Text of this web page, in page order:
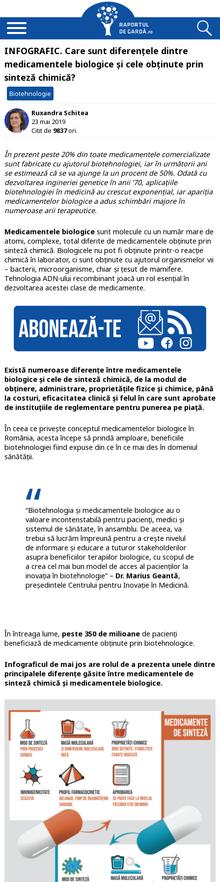
INFOGRAFIC. Care sunt diferențele dintre
medicamentele biologice și cele obținute prin
sinteză chimică?
Biotehnologie
Ruxandra Schitea
23 mai 2019
Citit de 9837ori.
În prezent peste 20% din toate medicamentele comercializate
sunt fabricate cu ajutorul biotehnologiei, iar în următorii ani
se estimează că se va ajunge la un procent de 50%. Odată cu
dezvoltarea ingineriei genetice în anii ’70, aplicațiile
biotehnologiei în medicină au crescut exponențial, iar apariția
medicamentelor biologice a adus schimbări majore în
numeroase arii terapeutice.
Medicamentele biologicesunt molecule cu un număr mare de
atomi, complexe, total diferite de medicamentele obținute prin
sinteză chimică. Biologicele nu pot fi obținute printr-o reacție
chimică în laborator, ci sunt obținute cu ajutorul organismelor vii
– bacterii, microorganisme, chiar și țesut de mamifere.
Tehnologia ADN-ului recombinant joacă un rol esențial în
dezvoltarea acestei clase de medicamente.
Există numeroase diferențe între medicamentele
biologice și cele de sinteză chimică, de la modul de
obținere, administrare, proprietățile fizice și chimice, până
la costuri, eficacitatea clinică și felul în care sunt aprobate
de instituțiile de reglementare pentru punerea pe piață.
În ceea ce privește conceptul medicamentelor biologice în
România, acesta începe să prindă amploare, beneficiile
biotehnologiei fiind expuse din ce în ce mai des în domeniul
sănătății.
“Biotehnologia și medicamentele biologice au o
valoare incontenstabilă pentru pacienți, medici și
sistemul de sănătate, în ansamblu. De aceea, va
trebui să lucrăm împreună pentru a crește nivelul
de informare și educare a tuturor stakeholderilor
asupra beneficiilor terapiilor biologice, cu scopul de
a crea cel mai bun model de acces al pacienților la
inovația în biotehnologie” – Dr. Marius Geantă,
președintele Centrului pentru Inovație în Medicină.
În întreaga lume, peste 350 de milioanede pacienți
beneficiază de medicamente obținute prin biotehnologice.
Infograficul de mai jos are rolul de a prezenta unele dintre
principalele diferențe găsite între medicamentele de
sinteză chimică și medicamentele biologice.